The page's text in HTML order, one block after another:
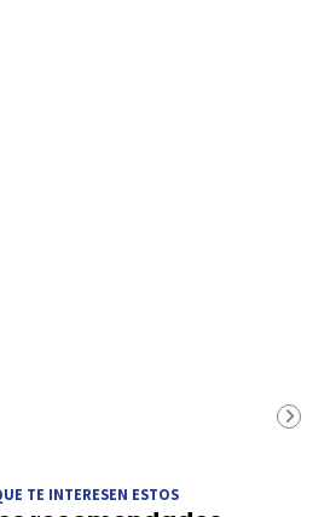
TE INTERESEN ESTOS